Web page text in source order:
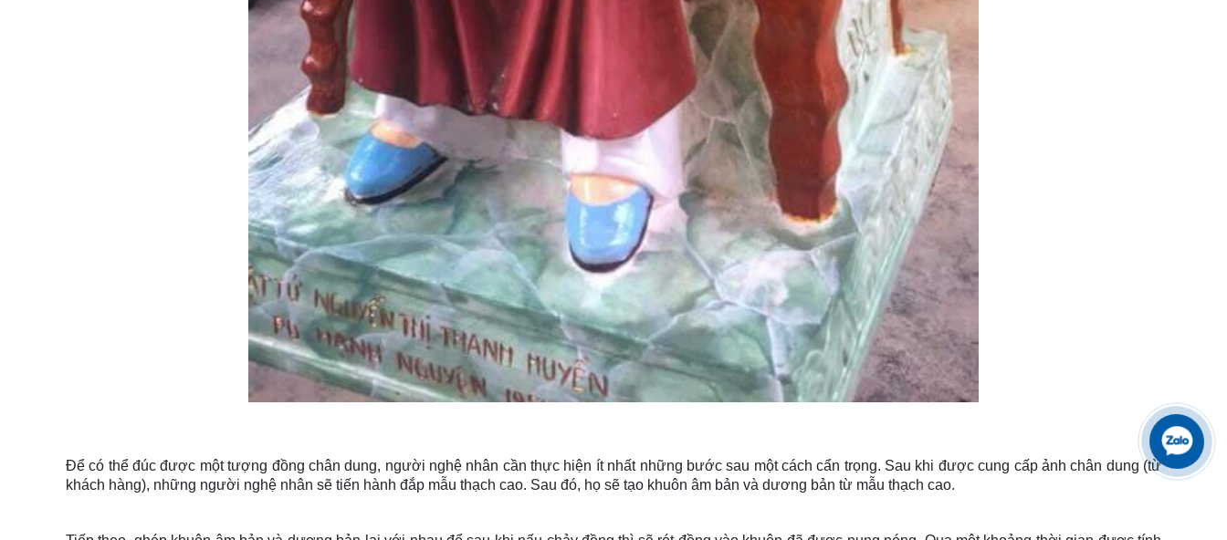
Để có thể đúc được một tượng đồng chân dung, người nghệ nhân cần thực hiện ít nhất những bước sau một cách cẩn trọng. Sau khi được cung cấp ảnh chân dung (từ
khách hàng), những người nghệ nhân sẽ tiến hành đắp mẫu thạch cao. Sau đó, họ sẽ tạo khuôn âm bản và dương bản từ mẫu thạch cao.